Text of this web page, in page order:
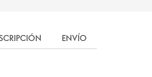
ENVÍO